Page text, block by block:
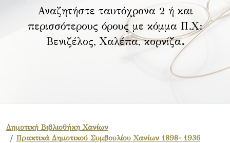
Αναζητήστε ταυτόχρονα 2 ή και
περισσότερους όρους με κόμμα Π.Χ:
Βενιζέλος, Χαλέπα, κορνίζα.
Δημοτική Βιβλιοθήκη Χανίων
Πρακτικά Δημοτικού Συμβουλίου Χανίων 1898- 1936